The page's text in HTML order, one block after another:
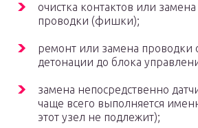
очистка контактов или
проводки (фишки);
ремонт или замена проводки
детонации до блока
замена непосредственно
чаще всего выполняется
этот узел не подлежит);